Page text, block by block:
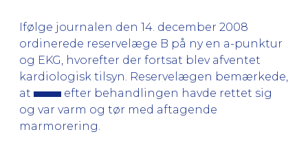
Ifølge journalen den 14. december 2008
ordinerede reservelæge B på ny en a-punktur
og EKG, hvorefter der fortsat blev afventet
kardiologisk tilsyn. Reservelægen bemærkede,
at
efter behandlingen havde rettet sig
og var varm og tør med aftagende
marmorering.